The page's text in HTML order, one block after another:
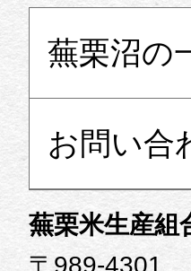
蕪栗沼の
お問い合
蕪栗米生産組
〒989-4301